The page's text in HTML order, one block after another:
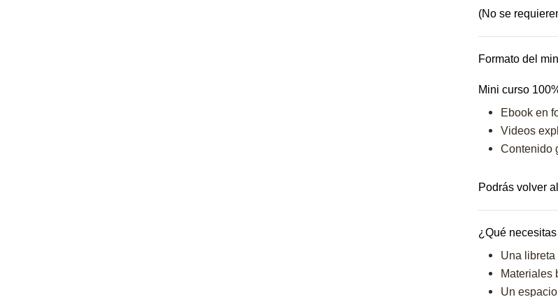
(No se
Formato del
Mini curso
Ebook en
Videos
Contenido
Podrás volver
¿Qué
Una
Materiales
Un